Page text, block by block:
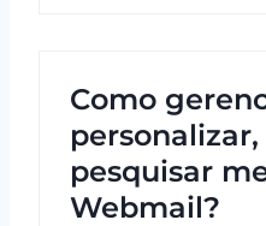
Como
pesquisar
Webmail?